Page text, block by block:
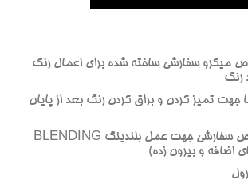
سفارشي ساخته شده براي اعمال رنگ
رنگ
جهت تميز کردن و براق کردن رنگ بعد از پايان
پارچه مخصوص سفارشي جهت عمل بلندينگ BLENDING
اضافه و بيرون زده)